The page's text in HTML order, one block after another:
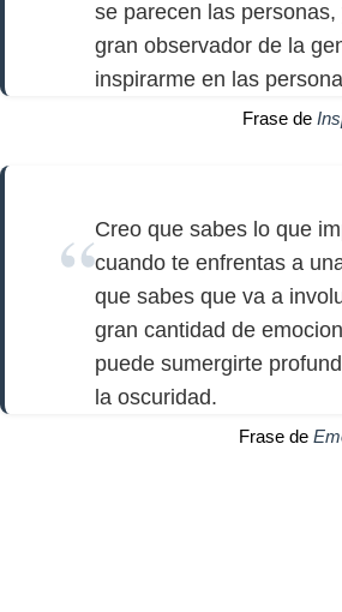
se parecen las personas,
gran observador de la
inspirarme en las
Frase de
Creo que sabes lo que
cuando te enfrentas a
que sabes que va a
gran cantidad de
puede sumergirte
la oscuridad.
Frase de